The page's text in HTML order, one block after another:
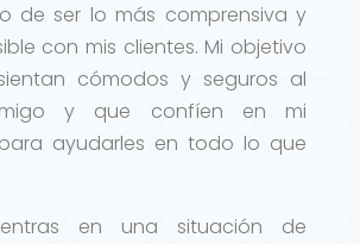
de ser lo más comprensiva y
con mis clientes. Mi objetivo
cómodos y seguros al
y que confíen en mi
ayudarles en todo lo que
en una situación de